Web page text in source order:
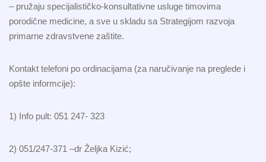
– pružaju specijalističko-konsultativne usluge timovima
porodične medicine, a sve u skladu sa Strategijom razvoja
primarne zdravstvene zaštite.
Kontakt telefoni po ordinacijama (za naručivanje na preglede i
opšte informcije):
1) Info pult: 051 247- 323
2) 051/247-371 –dr Željka Kizić;